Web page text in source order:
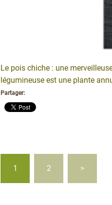
Le pois chiche : une
légumineuse est une plante
Partager:
des
publications
1 2 >